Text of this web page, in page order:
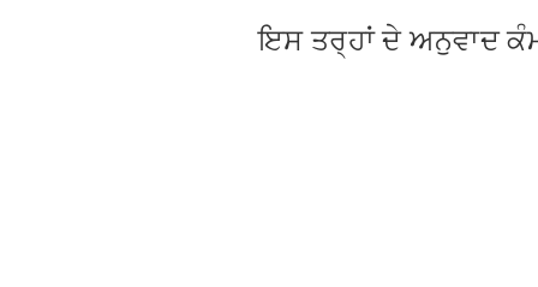
ਇਸ ਤਰ੍ਹਾਂ ਦੇ ਅਨੁਵਾਦ